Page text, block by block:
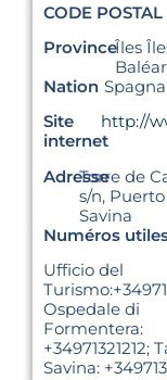
CODE POSTAL
ProvinceÎles
Nation Spagna
Site
internet
http://
AdresseTorre de
s/n,
Savina
Numéros
Ufficio del
Ospedale di
Formentera:
+34971321212;
Savina: